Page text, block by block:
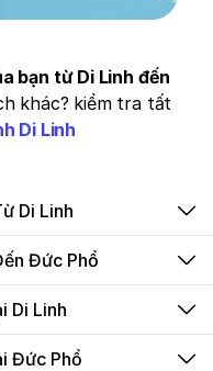
bạn từ Di Linh đến
khác? kiểm tra tất
Di Linh
Di Linh
Đức Phổ
Di Linh
Đức Phổ